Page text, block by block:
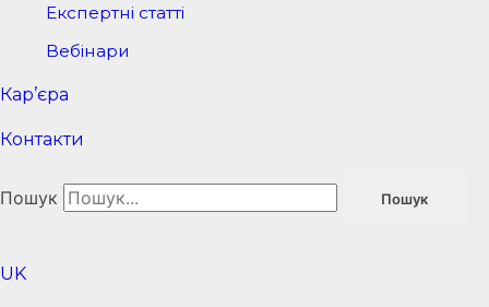
Експертні статті
Вебінари
Кар’єра
Контакти
Пошук Пошук
UK